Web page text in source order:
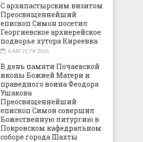
С архипастырским визитом
Преосвященнейший
епископ Симон посетил
Георгиевское архиерейское
подворье хутора Киреевка
6 АВГУСТА 2026
В день памяти Почаевской
иконы Божией Матери и
праведного воина Феодора
Ушакова
Преосвященнейший
епископ Симон совершил
Божественную литургию в
Покровском кафедральном
соборе города Шахты